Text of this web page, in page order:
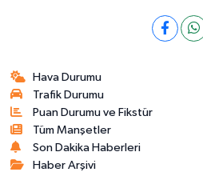
Hava Durumu
Trafik Durumu
Puan Durumu ve Fikstür
Tüm Manşetler
Son Dakika Haberleri
Haber Arşivi